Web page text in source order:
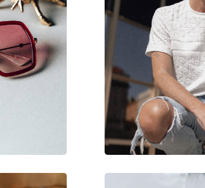
Unisex
Γυαλιά Ηλίου Επώνυμες Μάρκες
Tommy Hilfiger
Μόδα